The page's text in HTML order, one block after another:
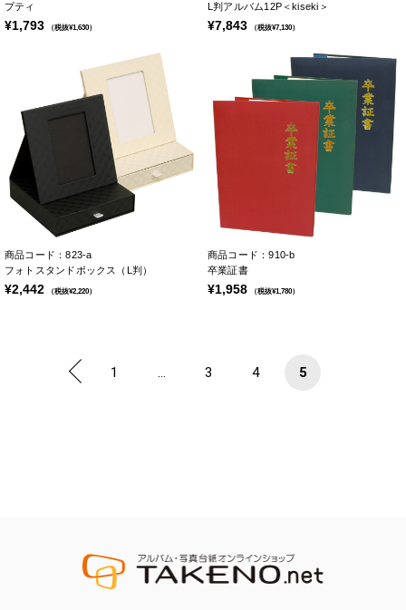
プティ
¥1,793 （税抜¥1,630）
L判アルバム12P＜kiseki＞
¥7,843 （税抜¥7,130）
商品コード：823-a
フォトスタンドボックス（L判）
¥2,442 （税抜¥2,220）
商品コード：910-b
卒業証書
¥1,958 （税抜¥1,780）
1 ... 3 4 5